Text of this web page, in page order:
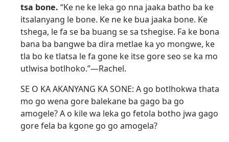
tsa bone. “Ke ne ke leka go nna jaaka batho ba ke
itsalanyang le bone. Ke ne ke bua jaaka bone. Ke
tshega, le fa se ba buang se sa tshegise. Fa ke bona
bana ba bangwe ba dira metlae ka yo mongwe, ke
tla bo ke tlatsa le fa gone ke itse gore seo se ka mo
utlwisa botlhoko.”​—Rachel.
SE O KA AKANYANG KA SONE: A go botlhokwa thata
mo go wena gore balekane ba gago ba go
amogele? A o kile wa leka go fetola botho jwa gago
gore fela ba kgone go go amogela?